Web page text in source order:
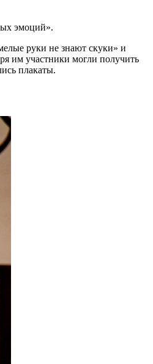
эмоций».
руки не знают скуки» и
им участники могли получить
плакаты.